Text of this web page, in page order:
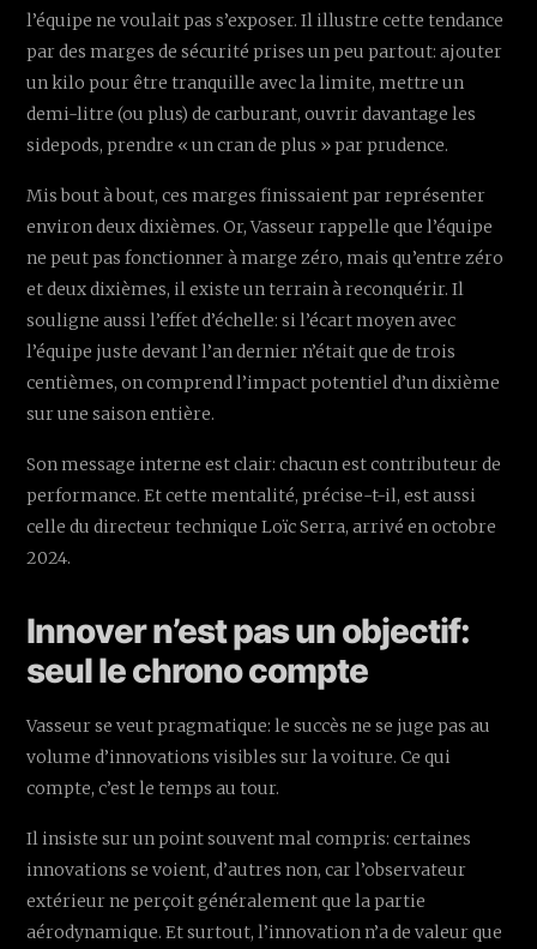
l’équipe ne voulait pas s’exposer. Il illustre cette tendance
par des marges de sécurité prises un peu partout: ajouter
un kilo pour être tranquille avec la limite, mettre un
demi-litre (ou plus) de carburant, ouvrir davantage les
sidepods, prendre « un cran de plus » par prudence.
Mis bout à bout, ces marges finissaient par représenter
environ deux dixièmes. Or, Vasseur rappelle que l’équipe
ne peut pas fonctionner à marge zéro, mais qu’entre zéro
et deux dixièmes, il existe un terrain à reconquérir. Il
souligne aussi l’effet d’échelle: si l’écart moyen avec
l’équipe juste devant l’an dernier n’était que de trois
centièmes, on comprend l’impact potentiel d’un dixième
sur une saison entière.
Son message interne est clair: chacun est contributeur de
performance. Et cette mentalité, précise-t-il, est aussi
celle du directeur technique Loïc Serra, arrivé en octobre
2024.
Innover n’est pas un objectif:
seul le chrono compte
Vasseur se veut pragmatique: le succès ne se juge pas au
volume d’innovations visibles sur la voiture. Ce qui
compte, c’est le temps au tour.
Il insiste sur un point souvent mal compris: certaines
innovations se voient, d’autres non, car l’observateur
extérieur ne perçoit généralement que la partie
aérodynamique. Et surtout, l’innovation n’a de valeur que